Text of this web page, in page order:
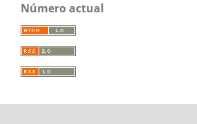
Número actual